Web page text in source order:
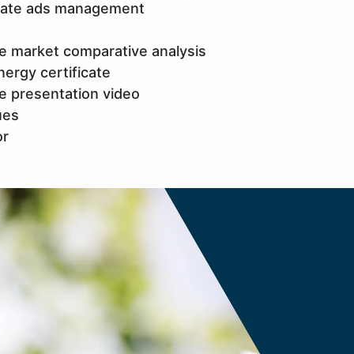
ads management
market comparative analysis
certificate
presentation video